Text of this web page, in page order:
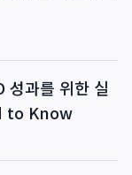
성과를 위한 실
to Know